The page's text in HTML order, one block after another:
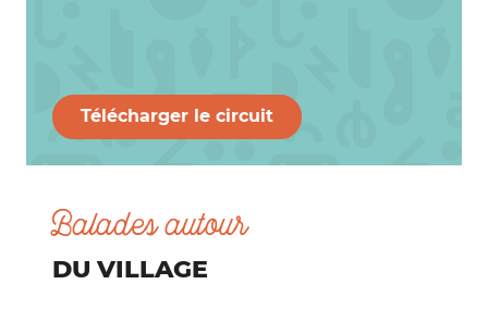
Télécharger le circuit
Balades autour
DU VILLAGE